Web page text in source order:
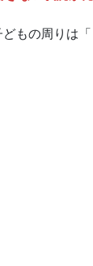
もの周りは